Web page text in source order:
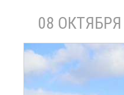
08 ОКТЯБРЯ